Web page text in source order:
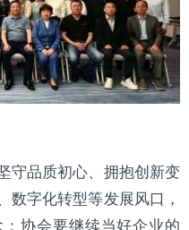
品质初心、拥抱创新变
数字化转型等发展风口 ，
协会要继续当好企业的